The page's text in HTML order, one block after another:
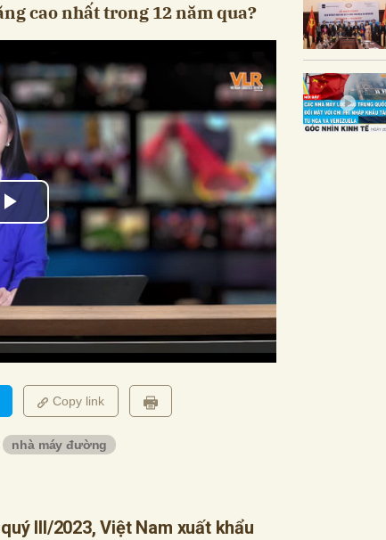
cao nhất trong 12 năm qua?
Copy link
nhà máy đường
III/2023, Việt Nam xuất khẩu